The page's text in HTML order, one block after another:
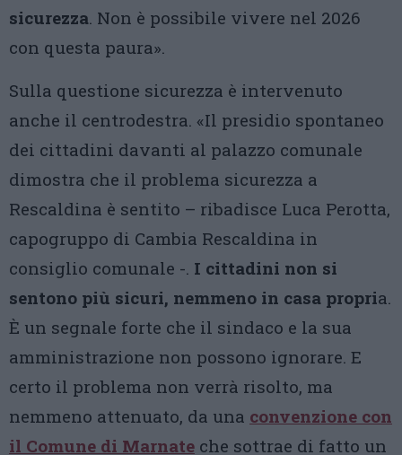
sicurezza. Non è possibile vivere nel 2026
con questa paura».
Sulla questione sicurezza è intervenuto
anche il centrodestra. «Il presidio spontaneo
dei cittadini davanti al palazzo comunale
dimostra che il problema sicurezza a
Rescaldina è sentito – ribadisce Luca Perotta,
capogruppo di Cambia Rescaldina in
consiglio comunale -. I cittadini non si
sentono più sicuri, nemmeno in casa propria.
È un segnale forte che il sindaco e la sua
amministrazione non possono ignorare. E
certo il problema non verrà risolto, ma
nemmeno attenuato, da una convenzione con
il Comune di Marnate che sottrae di fatto un